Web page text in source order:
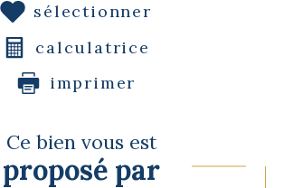
sélectionner
calculatrice
imprimer
Ce bien vous est
proposé par